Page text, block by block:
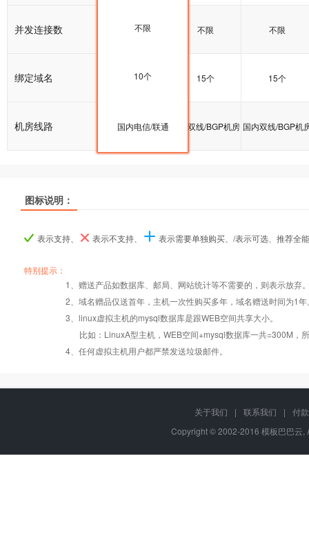
并发连接数 不限 不限 不限
绑定域名 10个 15个 15个
机房线路 国内双线/BGP机房 国内双线/BGP机房 国内双线/BGP机
不限
10个
国内电信/联通
产品名称
Windows2008 Windows2008 Windows2008
版本:5.2.17/
产品名称
错误页面定义
产品名称
数据定期备份
数据自助恢复
图标说明：
表示支持、 表示不支持、 表示需要单独购买、/表示可选、推荐全
特别提示：
1、赠送产品如数据库、邮局、网站统计等不需要的，则表示放弃
2、域名赠品仅送首年，主机一次性购买多年，域名赠送时间为1年
3、linux虚拟主机的mysql数据库是跟WEB空间共享大小。
比如：LinuxA型主机，WEB空间+mysql数据库一共=300M，
4、任何虚拟主机用户都严禁发送垃圾邮件。
关于我们 | 联系我们 |
付
Copyright © 2002-2016 模板巴巴云